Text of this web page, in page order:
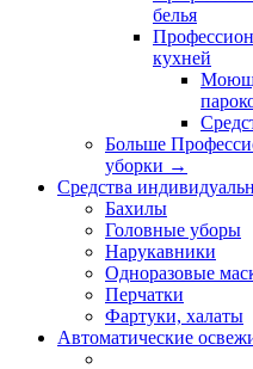
белья
кухней
Больше
уборки →
Средства
Бахилы
Головные уборы
Нарукавники
Одноразовые
Перчатки
Фартуки, халаты
Автоматические